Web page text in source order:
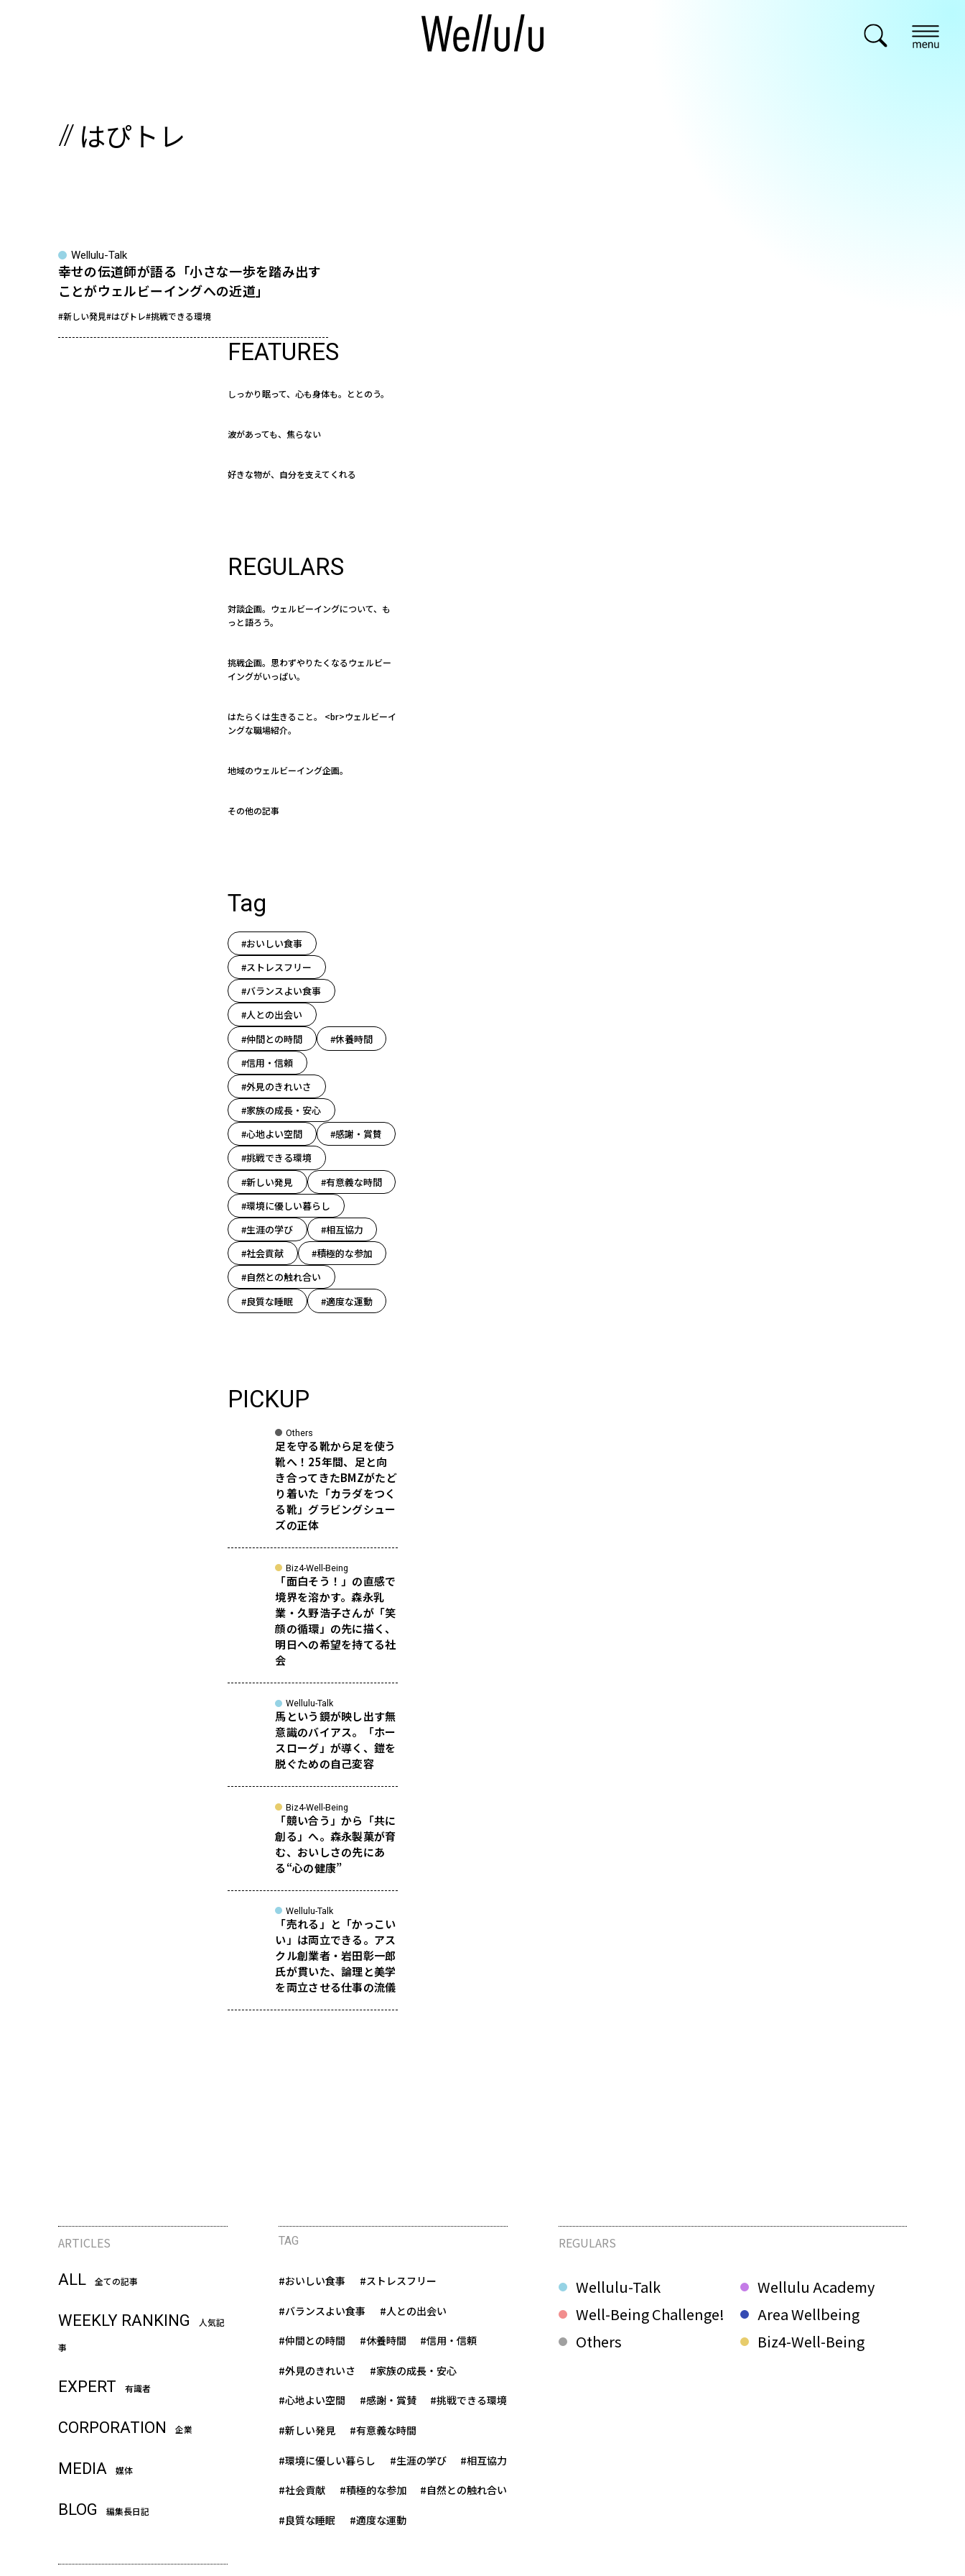
はぴトレ
Wellulu-Talk
幸せの伝道師が語る「小さな一歩を踏み出す
ことがウェルビーイングへの近道」
#新しい発見#はぴトレ#挑戦できる環境
FEATURES
しっかり眠って、心も身体も。ととのう。
波があっても、焦らない
好きな物が、自分を支えてくれる
REGULARS
対談企画。ウェルビーイングについて、も
っと語ろう。
挑戦企画。思わずやりたくなるウェルビー
イングがいっぱい。
はたらくは生きること。 <br>ウェルビーイ
ングな職場紹介。
地域のウェルビーイング企画。
その他の記事
Tag
#おいしい食事
#ストレスフリー
#バランスよい食事
#人との出会い
#仲間との時間
#休養時間
#信用・信頼
#外見のきれいさ
#家族の成長・安心
#心地よい空間
#感謝・賞賛
#挑戦できる環境
#新しい発見
#有意義な時間
#環境に優しい暮らし
#生涯の学び
#相互協力
#社会貢献
#積極的な参加
#自然との触れ合い
#良質な睡眠
#適度な運動
PICKUP
Others
足を守る靴から足を使う
靴へ！25年間、足と向
き合ってきたBMZがたど
り着いた「カラダをつく
る靴」グラビングシュー
ズの正体
Biz4-Well-Being
「面白そう！」の直感で
境界を溶かす。森永乳
業・久野浩子さんが「笑
顔の循環」の先に描く、
明日への希望を持てる社
会
Wellulu-Talk
馬という鏡が映し出す無
意識のバイアス。「ホー
スローグ」が導く、鎧を
脱ぐための自己変容
Biz4-Well-Being
「競い合う」から「共に
創る」へ。森永製菓が育
む、おいしさの先にあ
る“心の健康”
Wellulu-Talk
「売れる」と「かっこい
い」は両立できる。アス
クル創業者・岩田彰一郎
氏が貫いた、論理と美学
を両立させる仕事の流儀
ARTICLES
ALL 全ての記事
WEEKLY RANKING 人気記
事
EXPERT 有識者
CORPORATION 企業
MEDIA 媒体
BLOG 編集長日記
TAG
#おいしい食事 #ストレスフリー
#バランスよい食事 #人との出会い
#仲間との時間 #休養時間 #信用・信頼
#外見のきれいさ #家族の成長・安心
#心地よい空間 #感謝・賞賛 #挑戦できる環境
#新しい発見 #有意義な時間
#環境に優しい暮らし #生涯の学び #相互協力
#社会貢献 #積極的な参加 #自然との触れ合い
#良質な睡眠 #適度な運動
REGULARS
Wellulu-Talk
Well-Being Challenge!
Biz4-Well-Being
Wellulu Academy
Area Wellbeing
Others